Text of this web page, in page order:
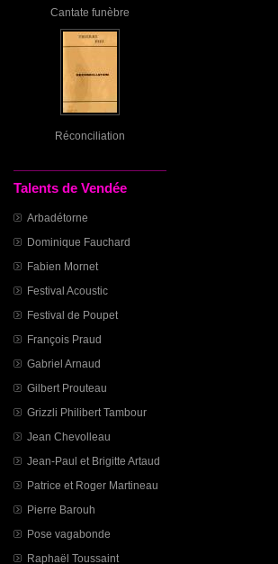
Cantate funèbre
Réconciliation
Talents de Vendée
Arbadétorne
Dominique Fauchard
Fabien Mornet
Festival Acoustic
Festival de Poupet
François Praud
Gabriel Arnaud
Gilbert Prouteau
Grizzli Philibert Tambour
Jean Chevolleau
Jean-Paul et Brigitte Artaud
Patrice et Roger Martineau
Pierre Barouh
Pose vagabonde
Raphaël Toussaint